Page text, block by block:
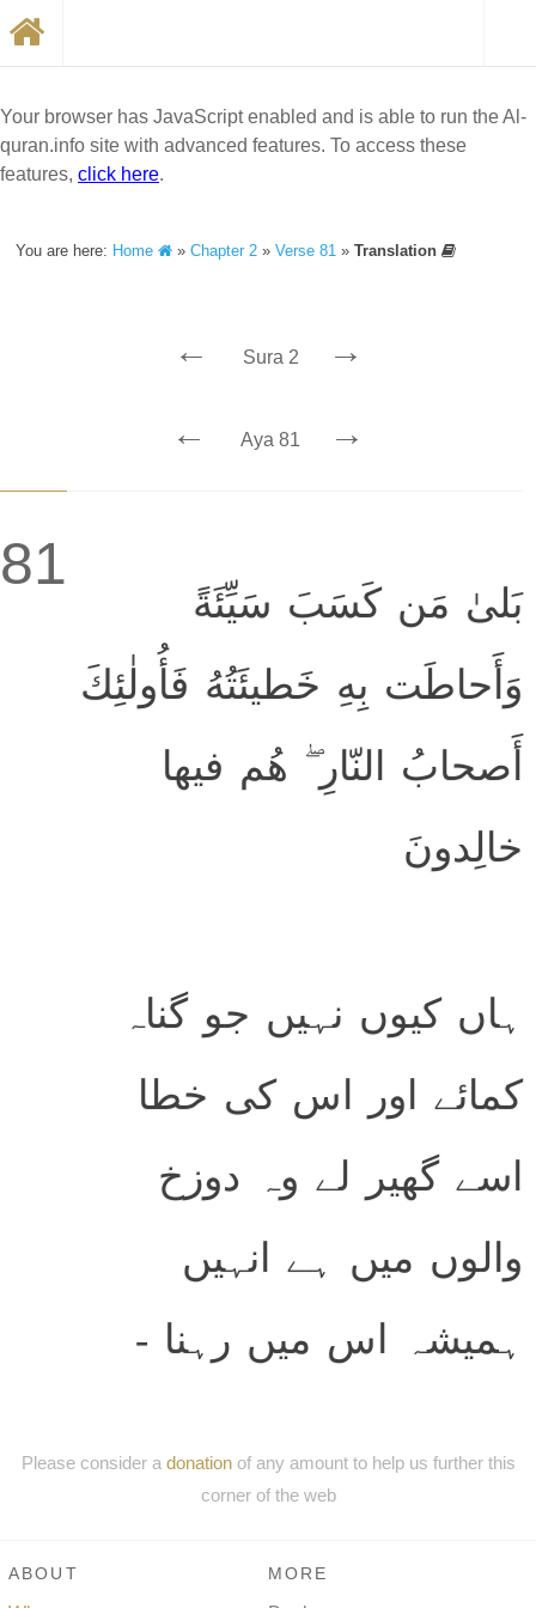
Your browser has JavaScript enabled and is able to run the Al-
quran.info site with advanced features. To access these
features, click here.
You are here: Home »Chapter 2 »Verse 81 »Translation
← Sura 2 →
← Aya 81 →
81
بَلىٰ مَن كَسَبَ سَيِّئَةً
وَأَحاطَت بِهِ خَطيئَتُهُ فَأُولٰئِكَ
أَصحابُ النّارِ ۖ هُم فيها
خالِدونَ
ہاں کیوں نہیں جو گناہ
کمائے اور اس کی خطا
اسے گھیر لے وہ دوزخ
والوں میں ہے انہیں
ہمیشہ اس میں رہنا -
Please consider a donationof any amount to help us further this
corner of the web
ABOUT MORE